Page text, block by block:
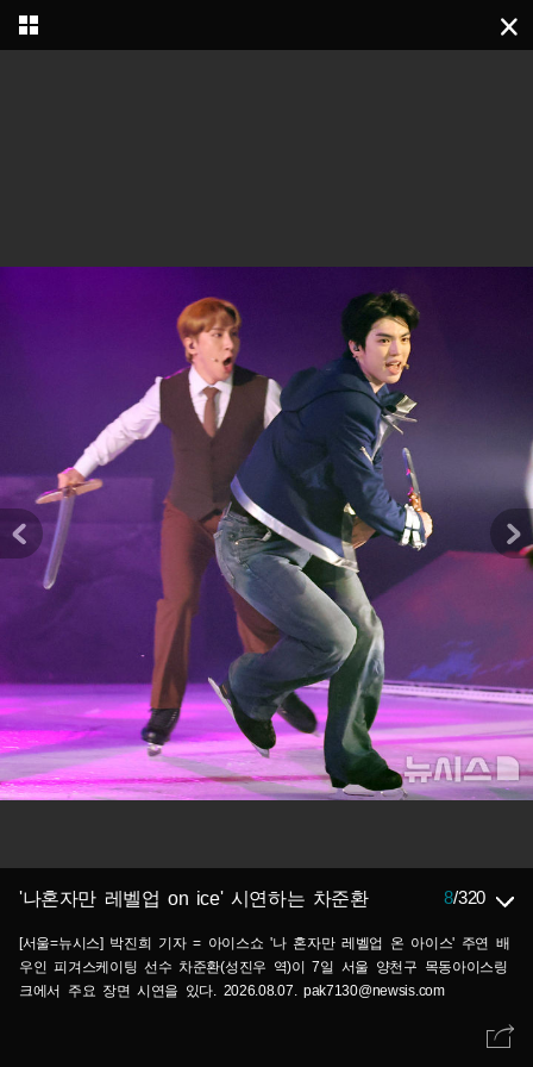
'나혼자만 레벨업 on ice' 시연하는 차준환 8/320
[서울=뉴시스] 박진희 기자 = 아이스쇼 '나 혼자만 레벨업 온 아이스' 주연 배
우인 피겨스케이팅 선수 차준환(성진우 역)이 7일 서울 양천구 목동아이스링
크에서 주요 장면 시연을 있다. 2026.08.07. pak7130@newsis.com